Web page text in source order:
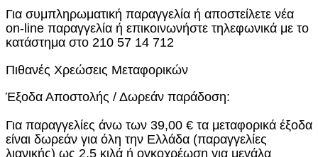
Για συμπληρωματική παραγγελία ή αποστείλετε νέα
on-line παραγγελία ή επικοινωνήστε τηλεφωνικά με το
κατάστημα στο 210 57 14 712
Πιθανές Χρεώσεις Μεταφορικών
Έξοδα Αποστολής / Δωρεάν παράδοση:
Για παραγγελίες άνω των 39,00 € τα μεταφορικά έξοδα
είναι δωρεάν για όλη την Ελλάδα (παραγγελίες
λιανικής) ως 2,5 κιλά ή ογκοχρέωση για μεγάλα